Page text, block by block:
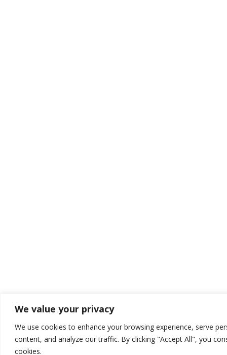
We value your privacy
We use cookies to enhance your browsing experience, serve
content, and analyze our traffic. By clicking "Accept All", you
cookies.